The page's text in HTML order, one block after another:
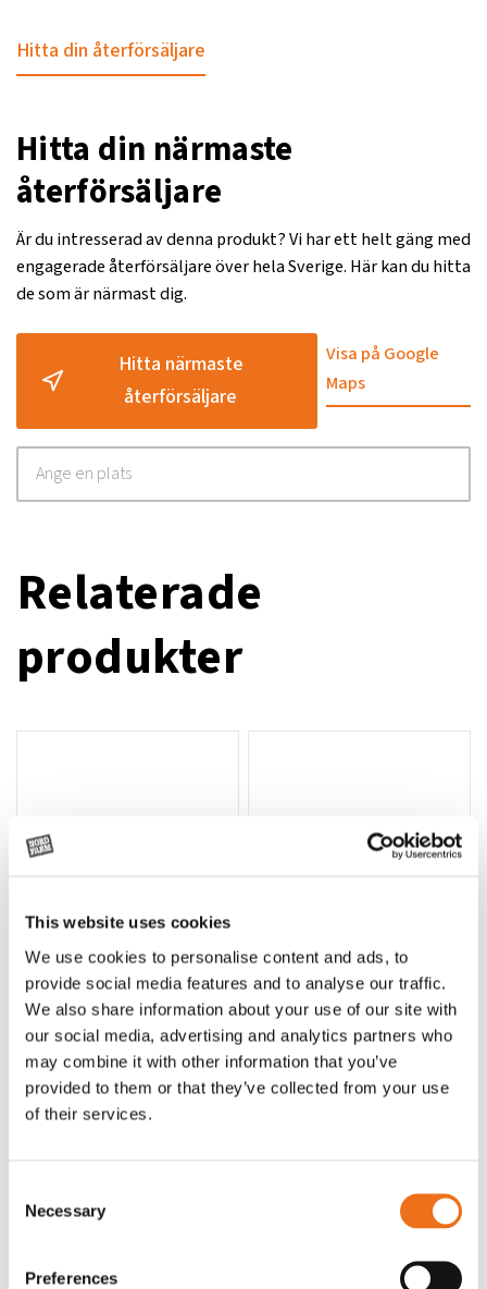
This website uses cookies
We use cookies to personalise content and ads, to
provide social media features and to analyse our traffic.
We also share information about your use of our site with
our social media, advertising and analytics partners who
may combine it with other information that you’ve
provided to them or that they’ve collected from your use
of their services.
Selection
Necessary
Preferences
Hitta din återförsäljare
Hitta din närmaste
återförsäljare
Är du intresserad av denna produkt? Vi har ett helt gäng med
engagerade återförsäljare över hela Sverige. Här kan du hitta
de som är närmast dig.
Hitta närmaste
återförsäljare
Visa på Google
Maps
Relaterade
produkter
Lägg till i varukorg
Rotor, komplett med slagor
35 730kr (ex. moms)
Grön truckknapp
530kr (ex. moms)